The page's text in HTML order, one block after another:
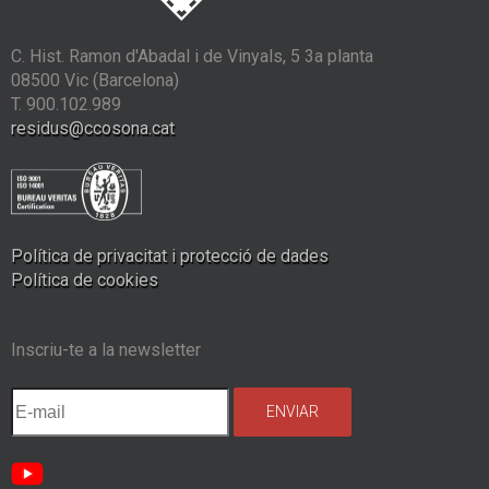
C. Hist. Ramon d'Abadal i de Vinyals, 5 3a planta
08500 Vic (Barcelona)
T. 900.102.989
residus@ccosona.cat
Política de privacitat i protecció de dades
Política de cookies
Inscriu-te a la newsletter